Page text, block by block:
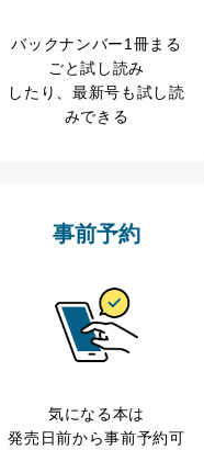
バックナンバー1冊まる
ごと試し読み
したり、最新号も試し読
みできる
事前予約
気になる本は
発売日前から事前予約可